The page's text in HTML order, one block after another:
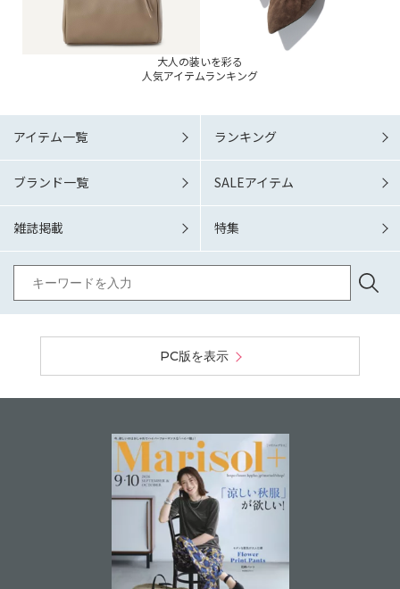
大人の装いを彩る
人気アイテムランキング
アイテム一覧 ランキング
ブランド一覧 SALEアイテム
雑誌掲載 特集
PC版を表示